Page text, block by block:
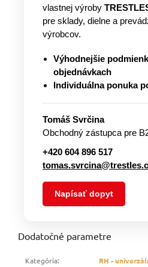
vlastnej výroby
pre sklady, dielne a
výrobcov.
Výhodnejšie
objednávkach
Individuálna ponuka
Tomáš Svrčina
Obchodný zástupca pre
+420 604 896 517
Napísať dopyt
Dodatočné parametre
Kategória:
RH -